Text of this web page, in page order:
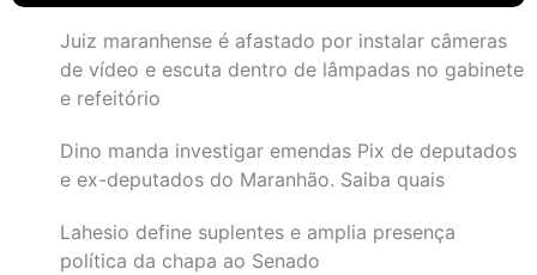
Juiz maranhense é afastado por instalar câmeras
de vídeo e escuta dentro de lâmpadas no gabinete
e refeitório
Dino manda investigar emendas Pix de deputados
e ex-deputados do Maranhão. Saiba quais
Lahesio define suplentes e amplia presença
política da chapa ao Senado